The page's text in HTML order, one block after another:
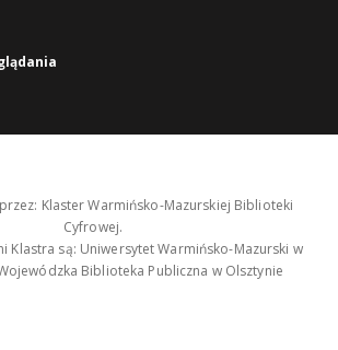
Klaster Warmińsko-Mazurskiej Biblioteki
Cyfrowej.
Klastra są: Uniwersytet Warmińsko-Mazurski w
Biblioteka Publiczna w Olsztynie